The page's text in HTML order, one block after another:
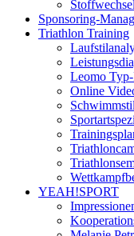
Sponsoring-
Triathlon Training
Leomo
Online
YEAH!SPORT